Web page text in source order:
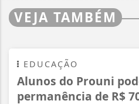
VEJA TAMBÉM
EDUCAÇÃO
Alunos do Prouni
permanência de R$